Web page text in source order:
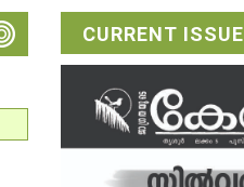
CURRENT ISSUE